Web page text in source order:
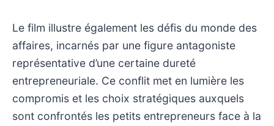
Le film illustre également les défis du monde des
affaires, incarnés par une figure antagoniste
représentative d’une certaine dureté
entrepreneuriale. Ce conflit met en lumière les
compromis et les choix stratégiques auxquels
sont confrontés les petits entrepreneurs face à la